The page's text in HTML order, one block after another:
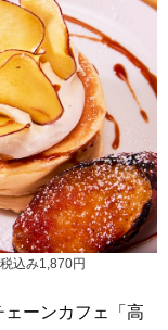
込み1,870円
ーンカフェ「高